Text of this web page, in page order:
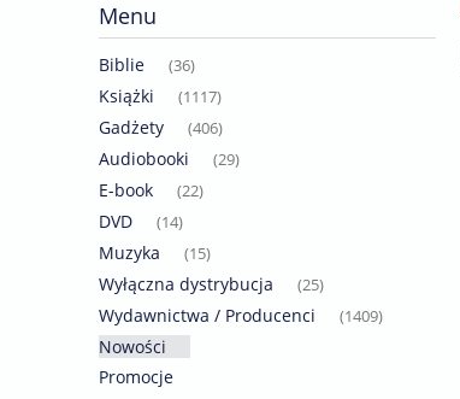
Menu
Biblie (36)
Książki (1117)
Gadżety (406)
Audiobooki (29)
E-book (22)
DVD (14)
Muzyka (15)
Wyłączna dystrybucja (25)
Wydawnictwa / Producenci (1409)
Nowości
Promocje